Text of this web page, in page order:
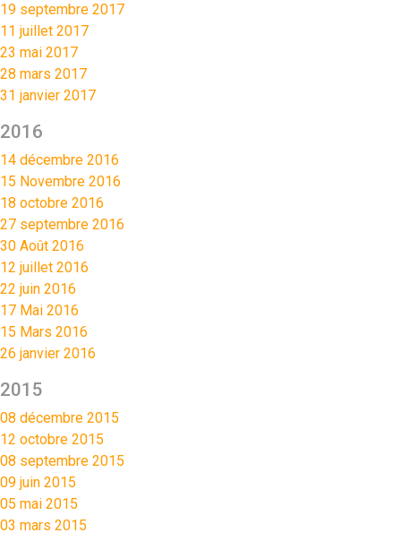
19 septembre 2017
11 juillet 2017
23 mai 2017
28 mars 2017
31 janvier 2017
2016
14 décembre 2016
15 Novembre 2016
18 octobre 2016
27 septembre 2016
30 Août 2016
12 juillet 2016
22 juin 2016
17 Mai 2016
15 Mars 2016
26 janvier 2016
2015
08 décembre 2015
12 octobre 2015
08 septembre 2015
09 juin 2015
05 mai 2015
03 mars 2015